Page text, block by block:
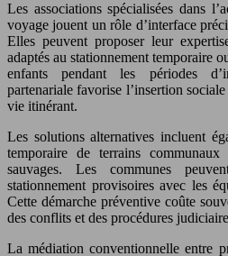
Les associations spécialisées dans
voyage jouent un rôle d’interface
Elles peuvent proposer leur
adaptés au stationnement temporaire
enfants pendant les périodes
partenariale favorise l’insertion
vie itinérant.
Les solutions alternatives incluent
temporaire de terrains
sauvages. Les communes
stationnement provisoires avec les
Cette démarche préventive coûte
des conflits et des procédures
La médiation conventionnelle entre